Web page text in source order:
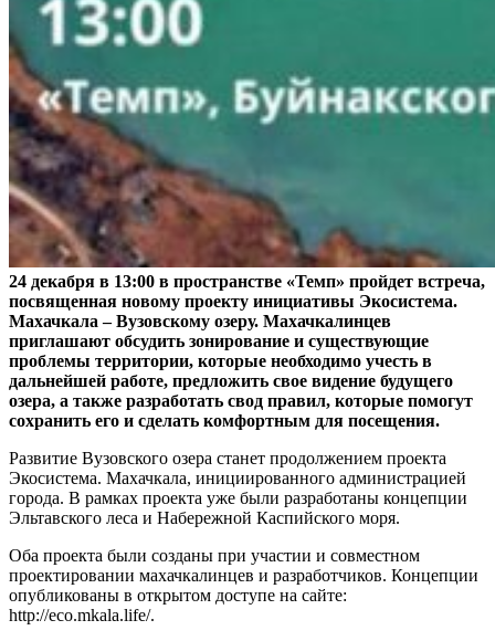
24 декабря в 13:00 в пространстве «Темп» пройдет встреча,
посвященная новому проекту инициативы Экосистема.
Махачкала – Вузовскому озеру. Махачкалинцев
приглашают обсудить зонирование и существующие
проблемы территории, которые необходимо учесть в
дальнейшей работе, предложить свое видение будущего
озера, а также разработать свод правил, которые помогут
сохранить его и сделать комфортным для посещения.
Развитие Вузовского озера станет продолжением проекта
Экосистема. Махачкала, инициированного администрацией
города. В рамках проекта уже были разработаны концепции
Эльтавского леса и Набережной Каспийского моря.
Оба проекта были созданы при участии и совместном
проектировании махачкалинцев и разработчиков. Концепции
опубликованы в открытом доступе на сайте:
http://eco.mkala.life/.